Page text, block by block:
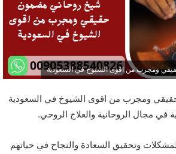
ومجرب من اقوى الشيوخ في السعودية
ومجرب من اقوى الشيوخ في السعودية
مجال الروحانية والعلاج الروحي.
وتحقيق السعادة والنجاح في حياتهم